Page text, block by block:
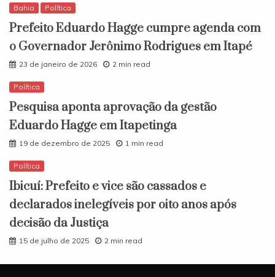
Bahia Política
Prefeito Eduardo Hagge cumpre agenda com
o Governador Jerônimo Rodrigues em Itapé
23 de janeiro de 2026 2 min read
Política
Pesquisa aponta aprovação da gestão
Eduardo Hagge em Itapetinga
19 de dezembro de 2025 1 min read
Política
Ibicuí: Prefeito e vice são cassados e
declarados inelegíveis por oito anos após
decisão da Justiça
15 de julho de 2025 2 min read